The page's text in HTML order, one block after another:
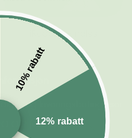
iRobot® bundles
Informasjon
Salgs- og leverings­betingelser
P.O.O.P (vilkår)
10% rabatt
12% rabatt